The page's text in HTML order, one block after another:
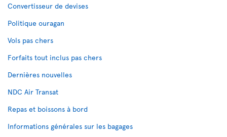
Convertisseur de devises
Politique ouragan
Vols pas chers
Forfaits tout inclus pas chers
Dernières nouvelles
NDC Air Transat
Repas et boissons à bord
Informations générales sur les bagages